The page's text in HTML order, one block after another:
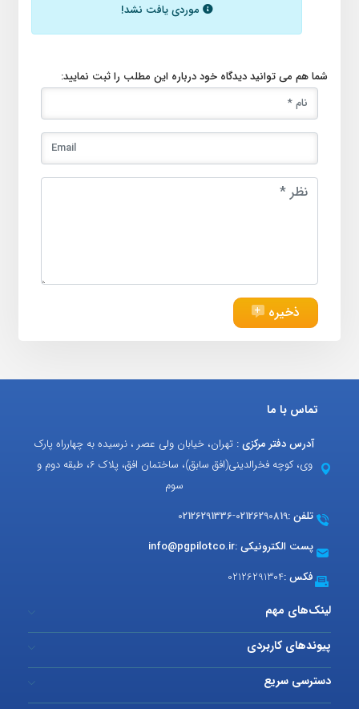
موردی یافت نشد!
شما هم می توانید دیدگاه خود درباره این مطلب را ثبت نمایید:
ذخیره
تماس با ما
آدرس دفتر مرکزی : تهران، خیابان ولی عصر ، نرسیده به چهارراه پارک
وی، کوچه فخرالدینی(افق سابق)، ساختمان افق، پلاک 6، طبقه دوم و
سوم
تلفن :02126290819
-
02126291336
پست الکترونیکی :info@pgpilotco.ir
فکس :02126291304
لینک‌های مهم
پیوندهای کاربردی
دسترسی سریع